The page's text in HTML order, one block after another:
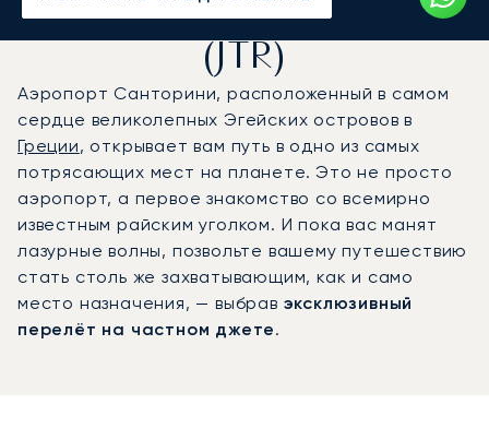
аэропорт Санторини
(JTR)
Аэропорт Санторини, расположенный в самом
сердце великолепных Эгейских островов в
Греции, открывает вам путь в одно из самых
потрясающих мест на планете. Это не просто
аэропорт, а первое знакомство со всемирно
известным райским уголком. И пока вас манят
лазурные волны, позвольте вашему путешествию
стать столь же захватывающим, как и само
место назначения, — выбрав эксклюзивный
перелёт на частном джете.